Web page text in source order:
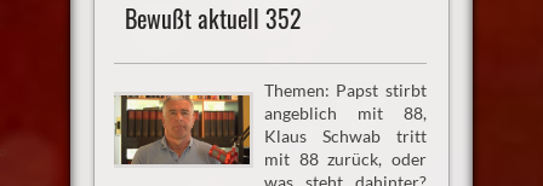
Bewußt aktuell 352
Themen: Papst stirbt
angeblich mit 88,
Klaus Schwab tritt
mit 88 zurück, oder